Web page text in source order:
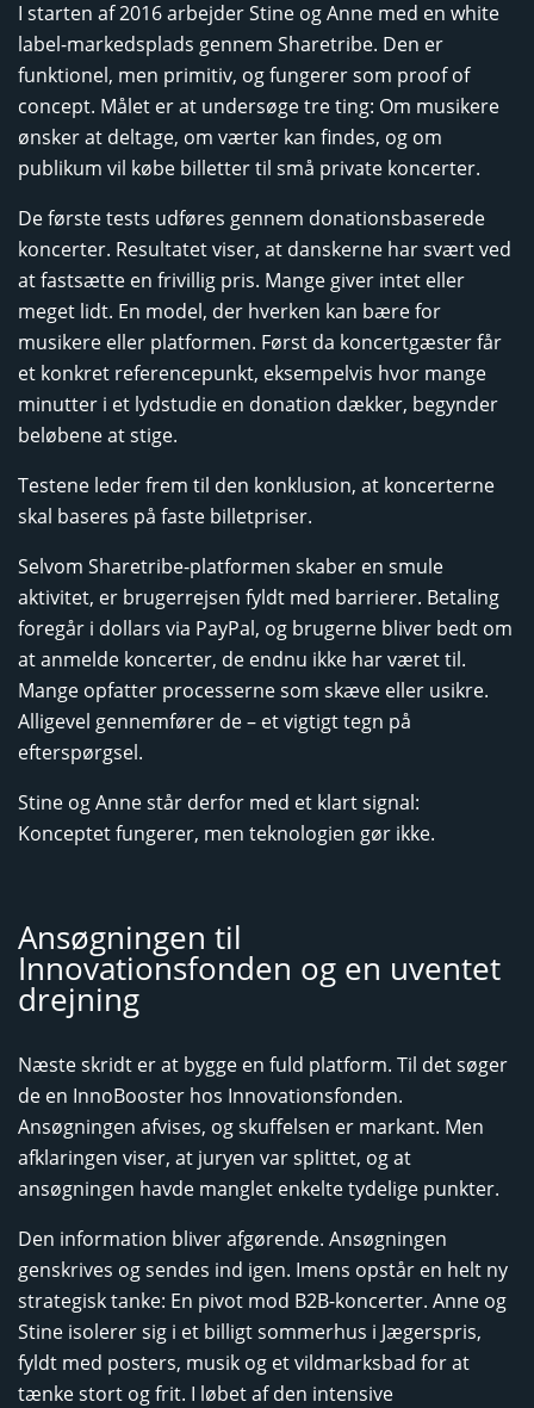
I starten af 2016 arbejder Stine og Anne med en white
label-markedsplads gennem Sharetribe. Den er
funktionel, men primitiv, og fungerer som proof of
concept. Målet er at undersøge tre ting: Om musikere
ønsker at deltage, om værter kan findes, og om
publikum vil købe billetter til små private koncerter.
De første tests udføres gennem donationsbaserede
koncerter. Resultatet viser, at danskerne har svært ved
at fastsætte en frivillig pris. Mange giver intet eller
meget lidt. En model, der hverken kan bære for
musikere eller platformen. Først da koncertgæster får
et konkret referencepunkt, eksempelvis hvor mange
minutter i et lydstudie en donation dækker, begynder
beløbene at stige.
Testene leder frem til den konklusion, at koncerterne
skal baseres på faste billetpriser.
Selvom Sharetribe-platformen skaber en smule
aktivitet, er brugerrejsen fyldt med barrierer. Betaling
foregår i dollars via PayPal, og brugerne bliver bedt om
at anmelde koncerter, de endnu ikke har været til.
Mange opfatter processerne som skæve eller usikre.
Alligevel gennemfører de – et vigtigt tegn på
efterspørgsel.
Stine og Anne står derfor med et klart signal:
Konceptet fungerer, men teknologien gør ikke.
Ansøgningen til
Innovationsfonden og en uventet
drejning
Næste skridt er at bygge en fuld platform. Til det søger
de en InnoBooster hos Innovationsfonden.
Ansøgningen afvises, og skuffelsen er markant. Men
afklaringen viser, at juryen var splittet, og at
ansøgningen havde manglet enkelte tydelige punkter.
Den information bliver afgørende. Ansøgningen
genskrives og sendes ind igen. Imens opstår en helt ny
strategisk tanke: En pivot mod B2B-koncerter. Anne og
Stine isolerer sig i et billigt sommerhus i Jægerspris,
fyldt med posters, musik og et vildmarksbad for at
tænke stort og frit. I løbet af den intensive